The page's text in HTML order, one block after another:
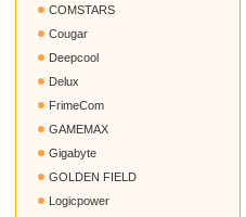
COMSTARS
Cougar
Deepcool
Delux
FrimeCom
GAMEMAX
Gigabyte
GOLDEN FIELD
Logicpower